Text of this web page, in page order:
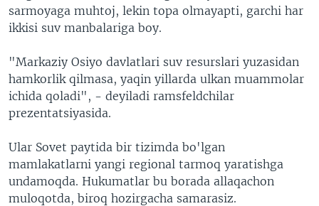
sarmoyaga muhtoj, lekin topa olmayapti, garchi har
ikkisi suv manbalariga boy.
"Markaziy Osiyo davlatlari suv resurslari yuzasidan
hamkorlik qilmasa, yaqin yillarda ulkan muammolar
ichida qoladi", - deyiladi ramsfeldchilar
prezentatsiyasida.
Ular Sovet paytida bir tizimda bo'lgan
mamlakatlarni yangi regional tarmoq yaratishga
undamoqda. Hukumatlar bu borada allaqachon
muloqotda, biroq hozirgacha samarasiz.